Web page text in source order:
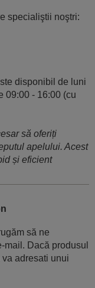
specialiştii noştri:
disponibil de luni
09:00 - 16:00 (cu
să oferiți
apelului. Acest
și eficient
să ne
Dacă produsul
adresati unui